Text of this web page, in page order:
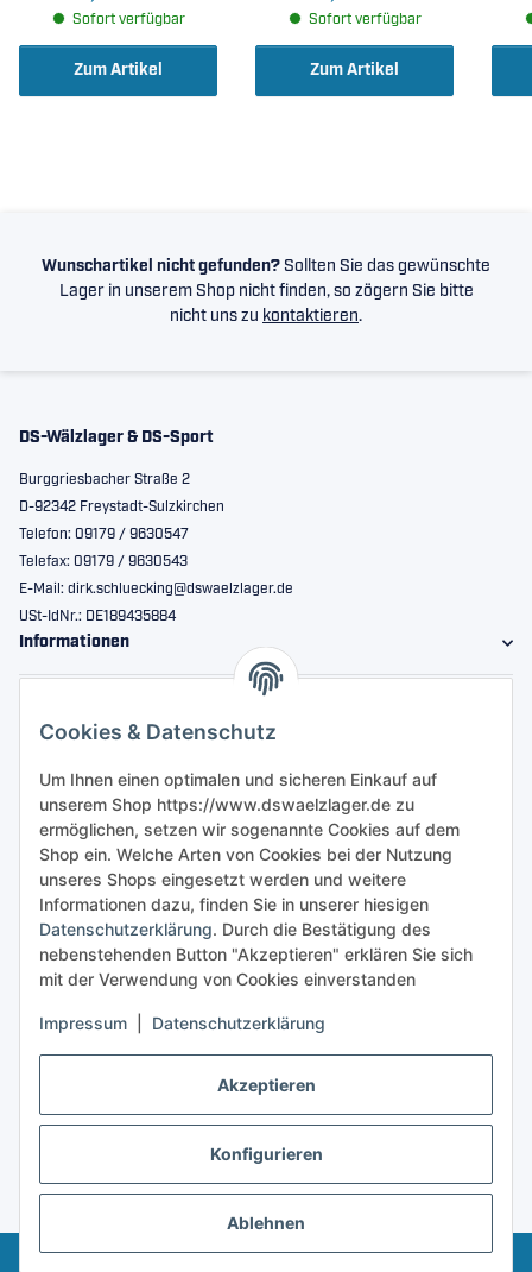
Akzeptieren
Konfigurieren
Ablehnen
Cookies & Datenschutz
Um Ihnen einen optimalen und sicheren Einkauf auf
unserem Shop https://www.dswaelzlager.de zu
ermöglichen, setzen wir sogenannte Cookies auf dem
Shop ein. Welche Arten von Cookies bei der Nutzung
unseres Shops eingesetzt werden und weitere
Informationen dazu, finden Sie in unserer hiesigen
Datenschutzerklärung. Durch die Bestätigung des
nebenstehenden Button "Akzeptieren" erklären Sie sich
mit der Verwendung von Cookies einverstanden
Impressum Datenschutzerklärung
endprofiliert
Sofort verfügbar
Zum Artikel
endprofiliert
Sofort verfügbar
Zum Artikel
Wunschartikel nicht gefunden? Sollten Sie das gewünschte
Lager in unserem Shop nicht finden, so zögern Sie bitte
nicht uns zu kontaktieren.
DS-Wälzlager & DS-Sport
Burggriesbacher Straße 2
D-92342 Freystadt-Sulzkirchen
Telefon: 09179 / 9630547
Telefax: 09179 / 9630543
E-Mail: dirk.schluecking@dswaelzlager.de
USt-IdNr.: DE189435884
Informationen
Sicher bestellen
Vertrag widerrufen
* Alle Preise inkl. gesetzlicher USt., zzgl.Versand